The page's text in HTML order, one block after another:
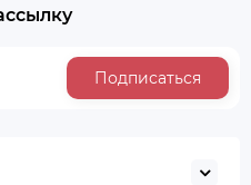
Подписаться